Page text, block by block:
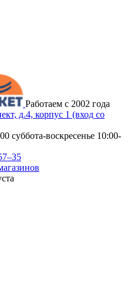
Работаем с 2002 года
д.4, корпус 1 (вход со
суббота-воскресенье 10:00-